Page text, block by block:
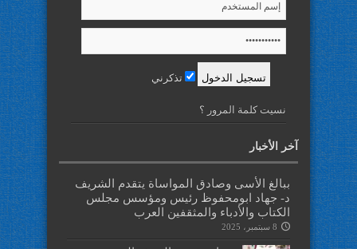
تذكرني
نسيت كلمة المرور ؟
آخر الأخبار
ببالغ الأسى وصادق المواساة يتقدم الشريف
د- جهاد ابومحفوظ رئيس ومؤسس مجلس
الكتاب والأدباء والمثقفين العرب
8 سبتمبر، 2025